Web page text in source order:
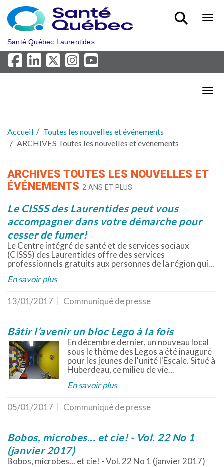
Aller au menu principal
Santé Québec Laurentides
Accueil
Toutes les nouvelles et événements
ARCHIVES Toutes les nouvelles et événements
ARCHIVES TOUTES LES NOUVELLES ET
ÉVÉNEMENTS 2 ANS ET PLUS
Le CISSS des Laurentides peut vous
accompagner dans votre démarche pour
cesser de fumer!
Le Centre intégré de santé et de services sociaux
(CISSS) des Laurentides offre des services
professionnels gratuits aux personnes de la région qui...
En savoir plus
13/01/2017 Communiqué de presse
Bâtir l’avenir un bloc Lego à la fois
En décembre dernier, un nouveau local
sous le thème des Legos a été inauguré
pour les jeunes de l'unité l'Escale. Situé à
Huberdeau, ce milieu de vie...
En savoir plus
05/01/2017 Communiqué de presse
Bobos, microbes... et cie! - Vol. 22 No 1
(janvier 2017)
Bobos, microbes... et cie! - Vol. 22 No 1 (janvier 2017)